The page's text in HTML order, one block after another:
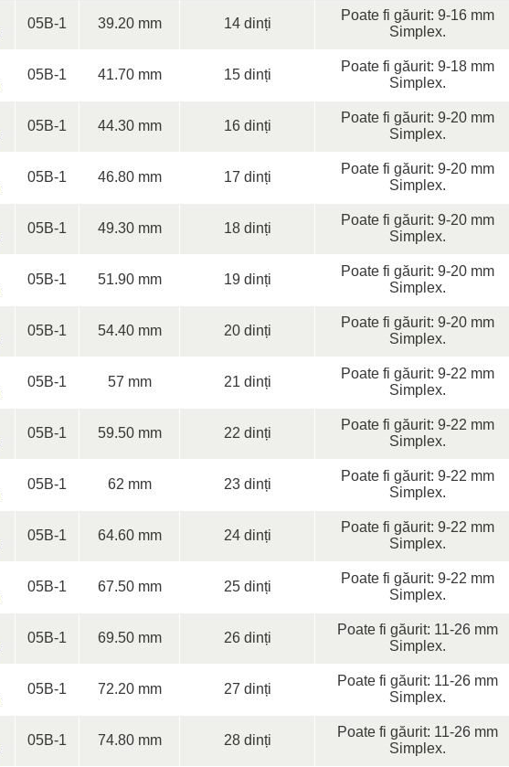
05B-1 39.20 mm 14 dinți
Poate fi găurit: 9-16 mm
Simplex.
05B-1 41.70 mm 15 dinți
Poate fi găurit: 9-18 mm
Simplex.
05B-1 44.30 mm 16 dinți
Poate fi găurit: 9-20 mm
Simplex.
05B-1 46.80 mm 17 dinți
Poate fi găurit: 9-20 mm
Simplex.
05B-1 49.30 mm 18 dinți
Poate fi găurit: 9-20 mm
Simplex.
05B-1 51.90 mm 19 dinți
Poate fi găurit: 9-20 mm
Simplex.
05B-1 54.40 mm 20 dinți
Poate fi găurit: 9-20 mm
Simplex.
05B-1 57 mm 21 dinți
Poate fi găurit: 9-22 mm
Simplex.
05B-1 59.50 mm 22 dinți
Poate fi găurit: 9-22 mm
Simplex.
05B-1 62 mm 23 dinți
Poate fi găurit: 9-22 mm
Simplex.
05B-1 64.60 mm 24 dinți
Poate fi găurit: 9-22 mm
Simplex.
05B-1 67.50 mm 25 dinți
Poate fi găurit: 9-22 mm
Simplex.
05B-1 69.50 mm 26 dinți
Poate fi găurit: 11-26 mm
Simplex.
05B-1 72.20 mm 27 dinți
Poate fi găurit: 11-26 mm
Simplex.
05B-1 74.80 mm 28 dinți
Poate fi găurit: 11-26 mm
Simplex.